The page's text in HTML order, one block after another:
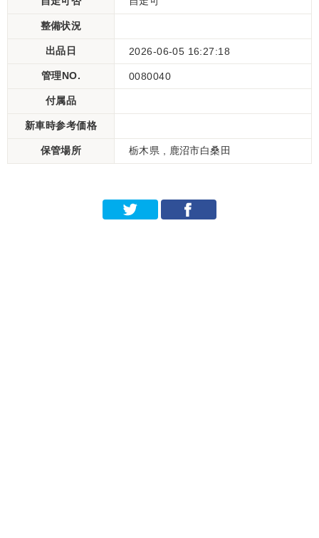
整備状況
出品日 2026-06-05 16:27:18
管理NO. 0080040
付属品
新車時参考価格
保管場所 栃木県 , 鹿沼市白桑田